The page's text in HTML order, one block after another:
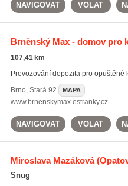
NAVIGOVAT VOLAT
Brněnský Max - domov pro
107,41 km
Provozování depozita pro opuštěné
Brno, Stará 92 MAPA
www.brnenskymax.estranky.cz
NAVIGOVAT VOLAT
Miroslava Mazáková
Snug